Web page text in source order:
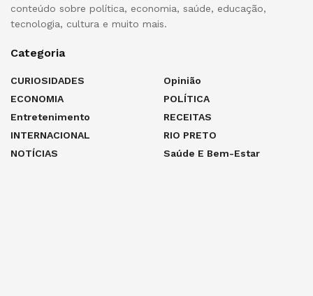
conteúdo sobre política, economia, saúde, educação,
tecnologia, cultura e muito mais.
Categoria
CURIOSIDADES
ECONOMIA
Entretenimento
INTERNACIONAL
NOTÍCIAS
Opinião
POLÍTICA
RECEITAS
RIO PRETO
Saúde E Bem-Estar